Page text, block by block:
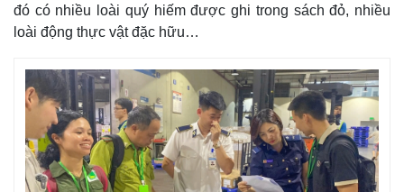
đó có nhiều loài quý hiếm được ghi trong sách đỏ, nhiều
loài động thực vật đặc hữu…